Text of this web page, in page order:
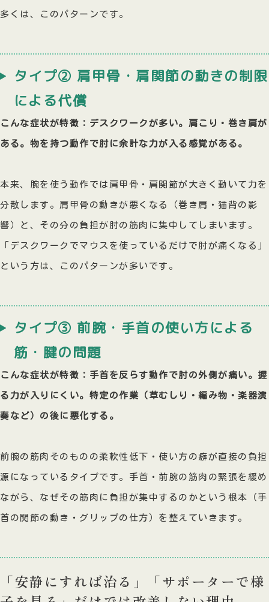
多くは、このパターンです。
タイプ② 肩甲骨・肩関節の動きの制限
による代償
こんな症状が特徴：デスクワークが多い。肩こり・巻き肩が
ある。物を持つ動作で肘に余計な力が入る感覚がある。
本来、腕を使う動作では肩甲骨・肩関節が大きく動いて力を
分散します。肩甲骨の動きが悪くなる（巻き肩・猫背の影
響）と、その分の負担が肘の筋肉に集中してしまいます。
「デスクワークでマウスを使っているだけで肘が痛くなる」
という方は、このパターンが多いです。
タイプ③ 前腕・手首の使い方による
筋・腱の問題
こんな症状が特徴：手首を反らす動作で肘の外側が痛い。握
る力が入りにくい。特定の作業（草むしり・編み物・楽器演
奏など）の後に悪化する。
前腕の筋肉そのものの柔軟性低下・使い方の癖が直接の負担
源になっているタイプです。手首・前腕の筋肉の緊張を緩め
ながら、なぜその筋肉に負担が集中するのかという根本（手
首の関節の動き・グリップの仕方）を整えていきます。
「安静にすれば治る」「サポーターで様